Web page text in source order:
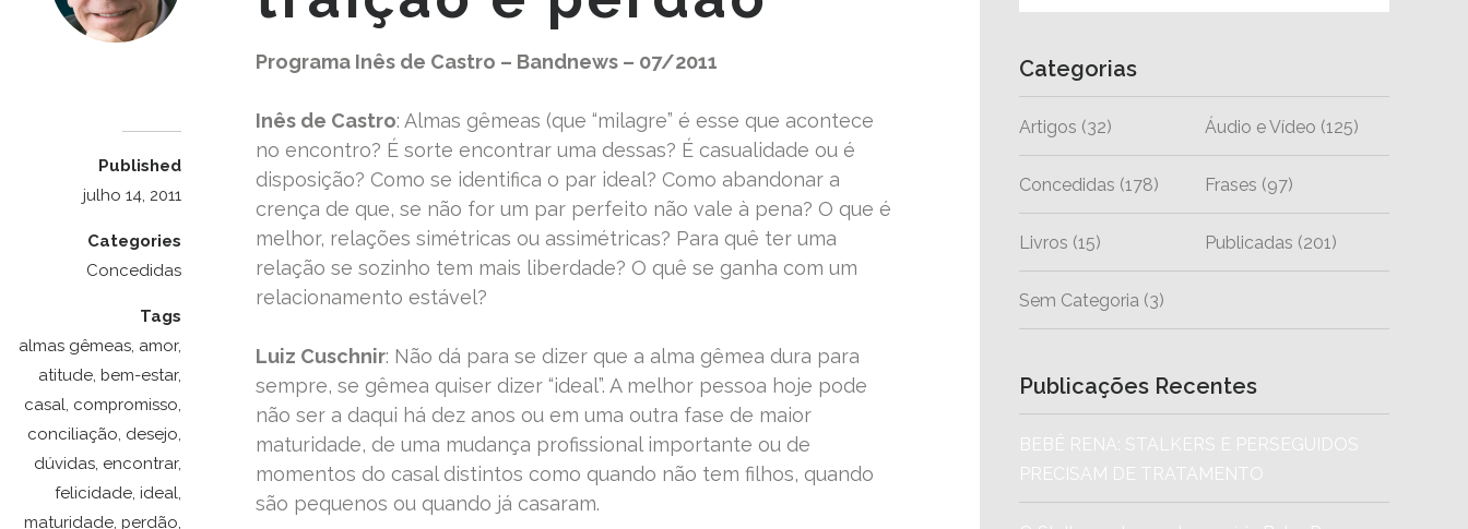
Programa Inês de Castro – Bandnews – 07/2011
Inês de Castro: Almas gêmeas (que “milagre” é esse que acontece
no encontro? É sorte encontrar uma dessas? É casualidade ou é
disposição? Como se identifica o par ideal? Como abandonar a
crença de que, se não for um par perfeito não vale à pena? O que é
melhor, relações simétricas ou assimétricas? Para quê ter uma
relação se sozinho tem mais liberdade? O quê se ganha com um
relacionamento estável?
Luiz Cuschnir: Não dá para se dizer que a alma gêmea dura para
sempre, se gêmea quiser dizer “ideal”. A melhor pessoa hoje pode
não ser a daqui há dez anos ou em uma outra fase de maior
maturidade, de uma mudança profissional importante ou de
momentos do casal distintos como quando não tem filhos, quando
são pequenos ou quando já casaram.
Published
julho 14, 2011
Categories
Concedidas
Tags
almas gêmeas, amor,
atitude,bem-estar,
casal, compromisso,
conciliação, desejo,
dúvidas, encontrar,
felicidade,ideal,
maturidade,perdão,
Categorias
Artigos (32) Áudio e Vídeo (125)
Concedidas (178) Frases (97)
Livros (15) Publicadas (201)
Sem Categoria (3)
Publicações Recentes
BEBÊ RENA: STALKERS E PERSEGUIDOS
PRECISAM DE TRATAMENTO